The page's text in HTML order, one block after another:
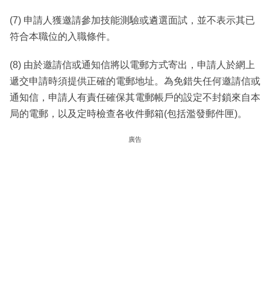
(7) 申請人獲邀請參加技能測驗或遴選面試，並不表示其已
符合本職位的入職條件。
(8) 由於邀請信或通知信將以電郵方式寄出，申請人於網上
遞交申請時須提供正確的電郵地址。為免錯失任何邀請信或
通知信，申請人有責任確保其電郵帳戶的設定不封鎖來自本
局的電郵，以及定時檢查各收件郵箱(包括濫發郵件匣)。
廣告